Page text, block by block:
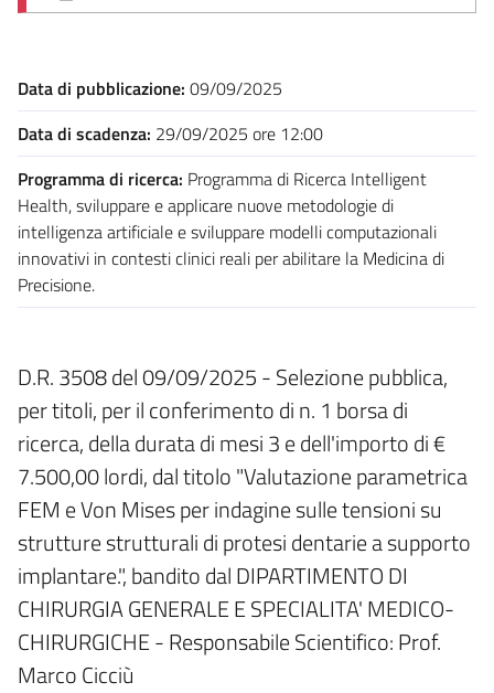
Data di pubblicazione: 09/09/2025
Data di scadenza: 29/09/2025 ore 12:00
Programma di ricerca: Programma di Ricerca Intelligent
Health, sviluppare e applicare nuove metodologie di
intelligenza artificiale e sviluppare modelli computazionali
innovativi in contesti clinici reali per abilitare la Medicina di
Precisione.
D.R. 3508 del 09/09/2025 - Selezione pubblica,
per titoli, per il conferimento di n. 1 borsa di
ricerca, della durata di mesi 3 e dell'importo di €
7.500,00 lordi, dal titolo "Valutazione parametrica
FEM e Von Mises per indagine sulle tensioni su
strutture strutturali di protesi dentarie a supporto
implantare.", bandito dal DIPARTIMENTO DI
CHIRURGIA GENERALE E SPECIALITA' MEDICO-
CHIRURGICHE - Responsabile Scientifico: Prof.
Marco Cicciù